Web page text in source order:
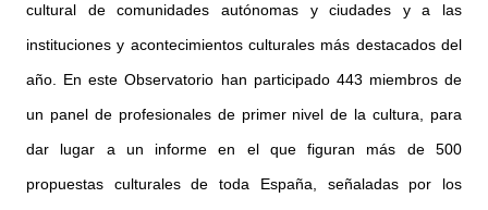
cultural de comunidades autónomas y ciudades y a las
instituciones y acontecimientos culturales más destacados del
año. En este Observatorio han participado 443 miembros de
un panel de profesionales de primer nivel de la cultura, para
dar lugar a un informe en el que figuran más de 500
propuestas culturales de toda España, señaladas por los